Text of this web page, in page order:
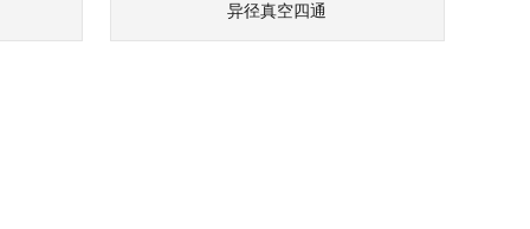
异径真空四通